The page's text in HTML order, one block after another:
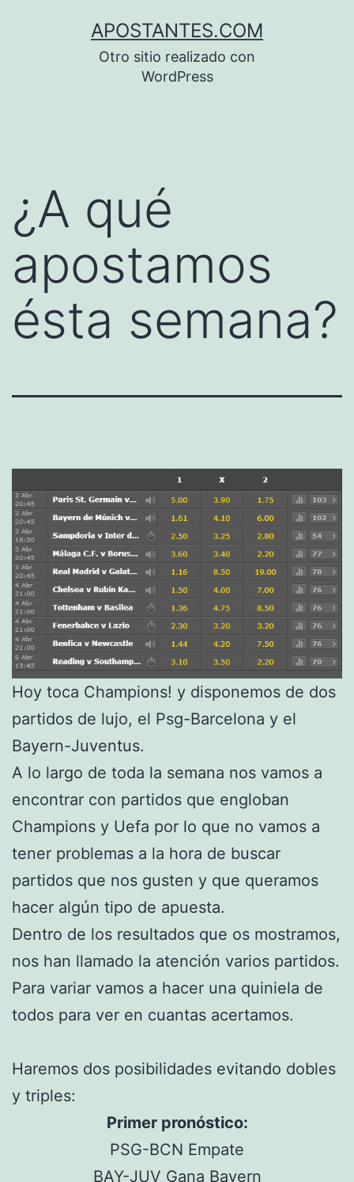
APOSTANTES.COM
Otro sitio realizado con
WordPress
¿A qué
apostamos
ésta semana?
Hoy toca Champions! y disponemos de dos
partidos de lujo, el Psg-Barcelona y el
Bayern-Juventus.
A lo largo de toda la semana nos vamos a
encontrar con partidos que engloban
Champions y Uefa por lo que no vamos a
tener problemas a la hora de buscar
partidos que nos gusten y que queramos
hacer algún tipo de apuesta.
Dentro de los resultados que os mostramos,
nos han llamado la atención varios partidos.
Para variar vamos a hacer una quiniela de
todos para ver en cuantas acertamos.
Haremos dos posibilidades evitando dobles
y triples:
Primer pronóstico:
PSG-BCN Empate
BAY-JUV Gana Bayern